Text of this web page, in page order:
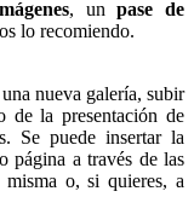
, unpase de
lo recomiendo.
nueva galería, subir
de la presentación de
Se puede insertar la
página a través de las
o, si quieres, a